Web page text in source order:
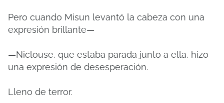
Pero cuando Misun levantó la cabeza con una
expresión brillante—
—Niclouse, que estaba parada junto a ella, hizo
una expresión de desesperación.
Lleno de terror.